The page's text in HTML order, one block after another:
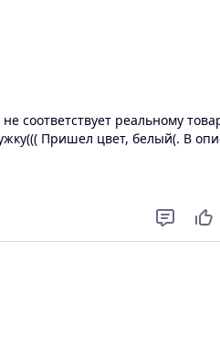
соответствует реальному
Пришел цвет, белый(. В